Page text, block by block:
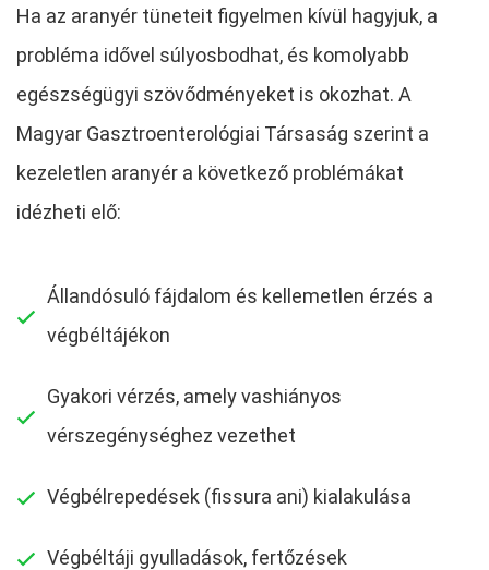
Ha az aranyér tüneteit figyelmen kívül hagyjuk, a
probléma idővel súlyosbodhat, és komolyabb
egészségügyi szövődményeket is okozhat. A
Magyar Gasztroenterológiai Társaság szerint a
kezeletlen aranyér a következő problémákat
idézheti elő:
Állandósuló fájdalom és kellemetlen érzés a
végbéltájékon
Gyakori vérzés, amely vashiányos
vérszegénységhez vezethet
Végbélrepedések (fissura ani) kialakulása
Végbéltáji gyulladások, fertőzések